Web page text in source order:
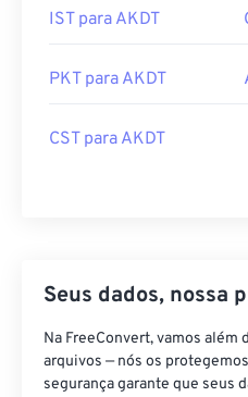
IST para AKDT
PKT para AKDT
CST para AKDT
Seus dados, nossa
Na FreeConvert, vamos além
arquivos — nós os
segurança garante que seus